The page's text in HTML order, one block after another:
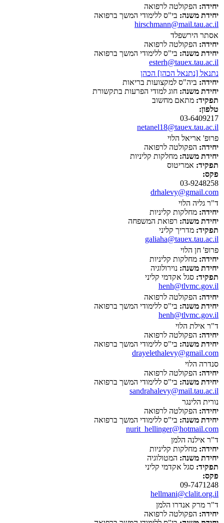
יחידה: הפקולטה לרפואה
יחידת משנה: בי"ס ללימודי המשך ברפואה
hirschmann@mail.tau.ac.il
אסתר הירשפלד
יחידה: הפקולטה לרפואה
יחידת משנה: בי"ס ללימודי המשך ברפואה
esterh@tauex.tau.ac.il
נתנאל [נתנאל הכהן] הכהן
יחידה: ביה"ס למקצועות בריאות
יחידת משנה: חוג למודי הפרעות בתקשורת
תפקיד: מתאם מחשוב
טלפון:
03-6409217
netanel18@tauex.tau.ac.il
פרופ' אריאל הלוי
יחידה: הפקולטה לרפואה
יחידת משנה: מחלקות קליניות
תפקיד: אמריטוס
פקס:
03-9248258
drhalevy@gmail.com
ד"ר גליה הלוי
יחידה: מחלקות קליניות
יחידת משנה: רפואת המשפחה
תפקיד: מדריך קליני
galiaha@tauex.tau.ac.il
פרופ' חן הלוי
יחידה: מחלקות קליניות
יחידת משנה: נוירולוגיה
תפקיד: סגל אקדמי קליני
henh@tlvmc.gov.il
יחידה: הפקולטה לרפואה
יחידת משנה: בי"ס ללימודי המשך ברפואה
henh@tlvmc.gov.il
ד"ר אילת הלוי
יחידה: הפקולטה לרפואה
יחידת משנה: בי"ס ללימודי המשך ברפואה
drayelethalevy@gmail.com
סנדרה הלוי
יחידה: הפקולטה לרפואה
יחידת משנה: בי"ס ללימודי המשך ברפואה
sandrahalevy@mail.tau.ac.il
נורית הלינגר
יחידה: הפקולטה לרפואה
יחידת משנה: בי"ס ללימודי המשך ברפואה
nurit_hellinger@hotmail.com
ד"ר אילנה הלמן
יחידה: מחלקות קליניות
יחידת משנה: המטולוגיה
תפקיד: סגל אקדמי קליני
פקס:
09-7471248
hellmani@clalit.org.il
ד"ר מרק אנדרו הלמן
יחידה: הפקולטה לרפואה